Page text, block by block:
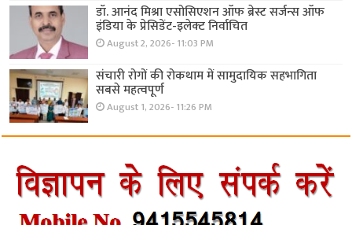
डॉ. आनंद मिश्रा एसोसिएशन ऑफ ब्रेस्ट सर्जन्स ऑफ
इंडिया के प्रेसिडेंट-इलेक्ट निर्वाचित
August 2, 2026- 11:03 PM
संचारी रोगों की रोकथाम में सामुदायिक सहभागिता
सबसे महत्वपूर्ण
August 1, 2026- 11:26 PM